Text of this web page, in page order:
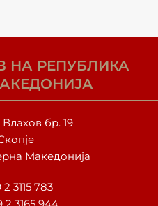
НА РЕПУБЛИКА
бр. 19
Македонија
3115 783